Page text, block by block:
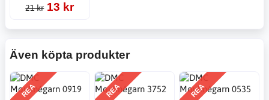
21 kr 13 kr
Även köpta produkter
REA REA REA